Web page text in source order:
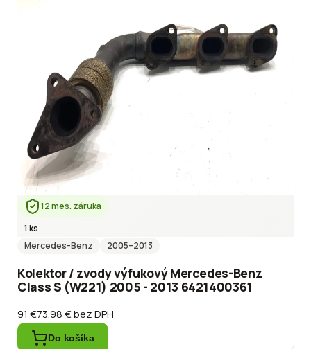
12 mes. záruka
1 ks
Mercedes-Benz
2005–2013
Kolektor / zvody výfukový Mercedes-Benz
Class S (W221) 2005 - 2013 6421400361
91 €73.98 €bez DPH
Do košíka